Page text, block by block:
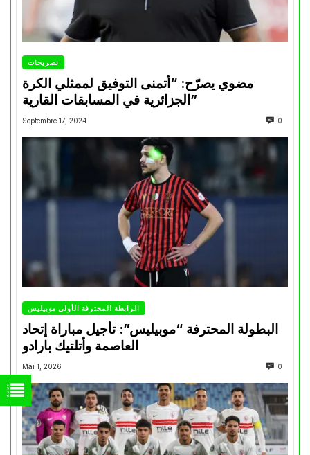
تصريحات
مضوي يصرّح: “أتمنى التوفيق لممثلي الكرة
الجزائرية في المسابقات القارية”
Septembre 17, 2024 0
الرابطة المحترفة الأولى موبيليس
البطولة المحترفة “موبيليس”: تأجيل مباراة إتحاد
العاصمة وأتلتيك بارادو
Mai 1, 2026 0